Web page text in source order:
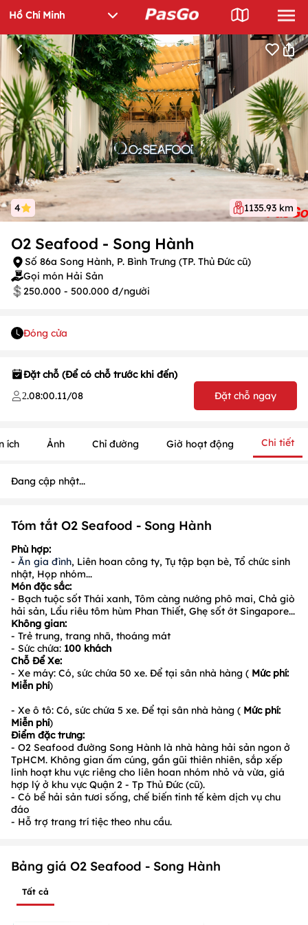
4 1135.93 km
O2 Seafood - Song Hành
Số 86a Song Hành, P. Bình Trưng (TP. Thủ Đức cũ)
Gọi món Hải Sản
250.000 - 500.000 đ/người
Đóng cửa
Đặt chỗ (Để có chỗ trước khi đến)
2.08:00.11/08 Đặt chỗ ngay
ích Ảnh Chỉ đường Giờ hoạt động Chi tiết
Đang cập nhật...
Tóm tắt O2 Seafood - Song Hành
Phù hợp:
- Ăn gia đình, Liên hoan công ty, Tụ tập bạn bè, Tổ chức sinh
nhật, Họp nhóm...
Món đặc sắc:
- Bạch tuộc sốt Thái xanh, Tôm càng nướng phô mai, Chả giò
hải sản, Lẩu riêu tôm hùm Phan Thiết, Ghẹ sốt ớt Singapore...
Không gian:
- Trẻ trung, trang nhã, thoáng mát
- Sức chứa: 100 khách
Chỗ Để Xe:
- Xe máy: Có, sức chứa 50 xe. Để tại sân nhà hàng ( Mức phí:
Miễn phí)
- Xe ô tô: Có, sức chứa 5 xe. Để tại sân nhà hàng ( Mức phí:
Miễn phí)
Điểm đặc trưng:
- O2 Seafood đường Song Hành là nhà hàng hải sản ngon ở
TpHCM. Không gian ấm cúng, gần gũi thiên nhiên, sắp xếp
linh hoạt khu vực riêng cho liên hoan nhóm nhỏ và vừa, giá
hợp lý ở khu vực Quận 2 - Tp Thủ Đức (cũ).
- Có bể hải sản tươi sống, chế biến tinh tế kèm dịch vụ chu
đáo
- Hỗ trợ trang trí tiệc theo nhu cầu.
Bảng giá O2 Seafood - Song Hành
Tất cả
/1